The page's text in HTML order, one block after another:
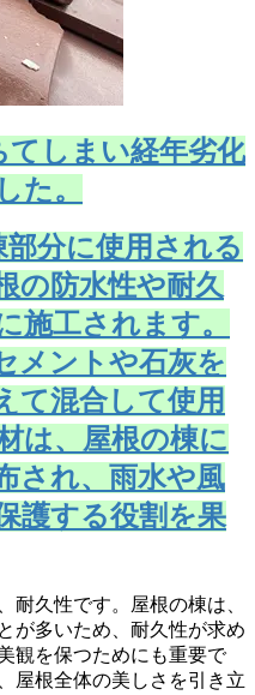
てしまい経年劣化
た。
分に使用される
の防水性や耐久
施工されます。
メントや石灰を
て混合して使用
は、屋根の棟に
され、雨水や風
護する役割を果
久性です。屋根の棟は、
が多いため、耐久性が求め
観を保つためにも重要で
屋根全体の美しさを引き立